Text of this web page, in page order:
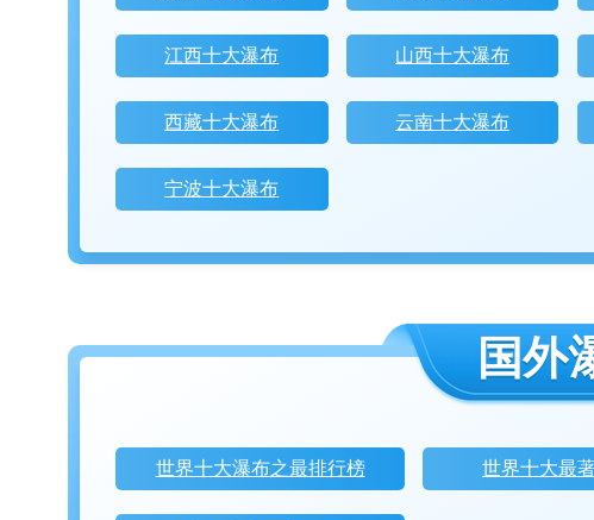
江西十大瀑布 山西十大瀑布
西藏十大瀑布 云南十大瀑布
宁波十大瀑布
国外
世界十大瀑布之最排行榜 世界十大最